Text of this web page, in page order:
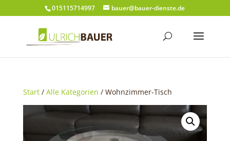
015115714997 bauer@bauer-dienste.de
Start/ Alle Kategorien / Wohnzimmer-Tisch